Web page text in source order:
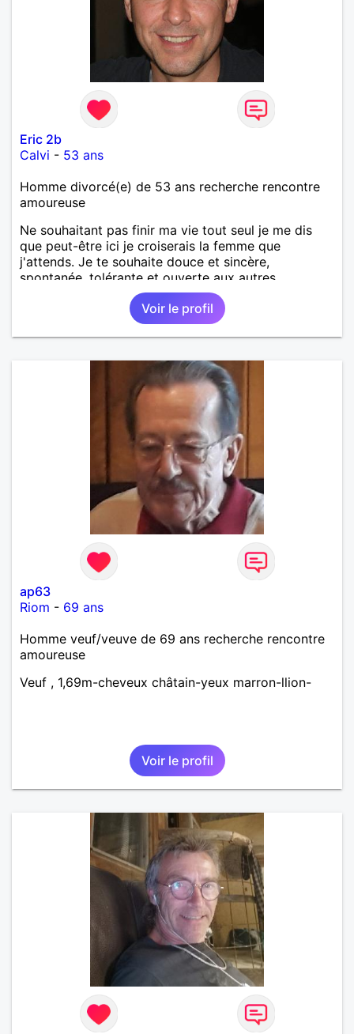
Eric 2b
Calvi - 53 ans
Homme divorcé(e) de 53 ans recherche rencontre
amoureuse
Ne souhaitant pas finir ma vie tout seul je me dis
que peut-être ici je croiserais la femme que
j'attends. Je te souhaite douce et sincère,
spontanée, tolérante et ouverte aux autres.
Voir le profil
ap63
Riom - 69 ans
Homme veuf/veuve de 69 ans recherche rencontre
amoureuse
Veuf , 1,69m-cheveux châtain-yeux marron-llion-
Voir le profil